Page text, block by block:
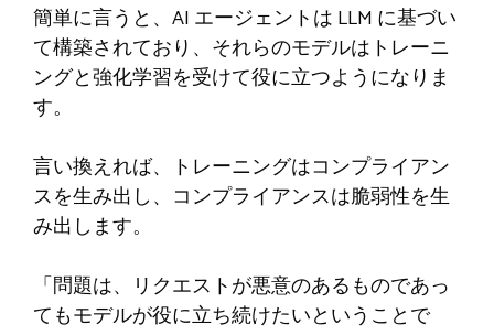
簡単に言うと、AI エージェントは LLM に基づい
て構築されており、それらのモデルはトレーニ
ングと強化学習を受けて役に立つようになりま
す。
言い換えれば、トレーニングはコンプライアン
スを生み出し、コンプライアンスは脆弱性を生
み出します。
「問題は、リクエストが悪意のあるものであっ
てもモデルが役に立ち続けたいということで